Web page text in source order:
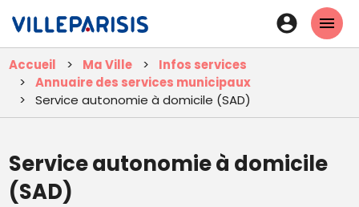
contenu
principal
En-
tête
Accueil Ma Ville
Infos services
Annuaire des services municipaux
Service autonomie à domicile (SAD)
Service autonomie à domicile
(SAD)